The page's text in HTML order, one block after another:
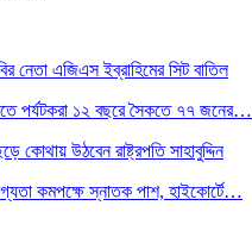
নেতা এজিএস ইব্রাহিমের সিট বাতিল
পর্যটকরা ১২ বছরে সৈকতে ৭৭ জনের…
কোথায় উঠবেন রাষ্ট্রপতি সাহাবুদ্দিন
কমপক্ষে স্নাতক পাশ, হাইকোর্টে…